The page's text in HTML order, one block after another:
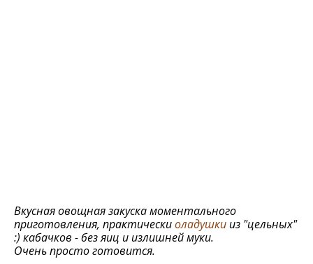
Вкусная овощная закуска моментального
приготовления, практическиоладушки из "цельных"
:) кабачков - без яиц и излишней муки.
Очень просто готовится.